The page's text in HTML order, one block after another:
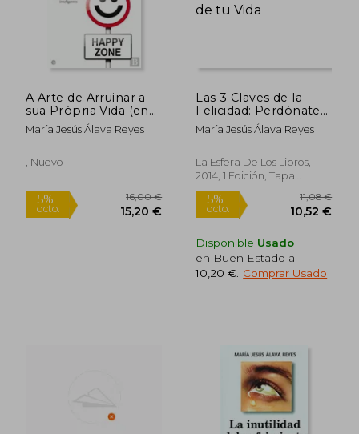
16,15 €
A Arte de Arruinar a
sua Própria Vida (en
Portugués)
María Jesús Álava Reyes
, Nuevo
Las 3 Claves de la
Felicidad: Perdónate
Bien, Quiérete Mejor
y Coge las Riendas de
María Jesús Álava Reyes
La Esfera De Los Libros,
2014, 1 Edición, Tapa
Blanda, Nuevo
Disponible Usado
en Buen Estado a
10,20 € Comprar Usado